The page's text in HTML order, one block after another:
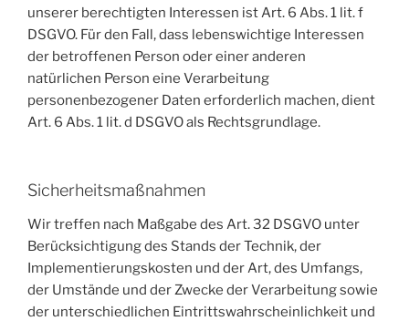
unserer berechtigten Interessen ist Art. 6 Abs. 1 lit. f
DSGVO. Für den Fall, dass lebenswichtige Interessen
der betroffenen Person oder einer anderen
natürlichen Person eine Verarbeitung
personenbezogener Daten erforderlich machen, dient
Art. 6 Abs. 1 lit. d DSGVO als Rechtsgrundlage.
Sicherheitsmaßnahmen
Wir treffen nach Maßgabe des Art. 32 DSGVO unter
Berücksichtigung des Stands der Technik, der
Implementierungskosten und der Art, des Umfangs,
der Umstände und der Zwecke der Verarbeitung sowie
der unterschiedlichen Eintrittswahrscheinlichkeit und